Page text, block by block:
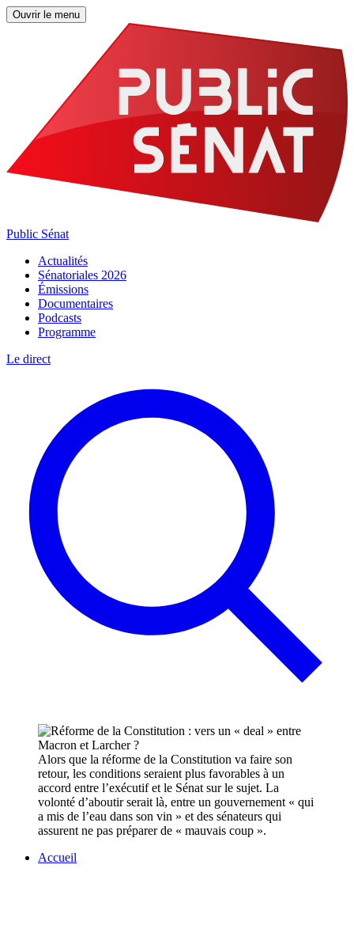
Ouvrir le menu
Public Sénat
Actualités
Sénatoriales 2026
Émissions
Documentaires
Podcasts
Programme
Le direct
Alors que la réforme de la Constitution va faire son
retour, les conditions seraient plus favorables à un
accord entre l’exécutif et le Sénat sur le sujet. La
volonté d’aboutir serait là, entre un gouvernement « qui
a mis de l’eau dans son vin » et des sénateurs qui
assurent ne pas préparer de « mauvais coup ».
Accueil